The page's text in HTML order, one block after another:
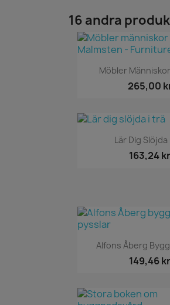
16 andra

Möbler
265,00

Lär Dig Slöjda
163,24 kr

Alfons Åberg
149,46 kr